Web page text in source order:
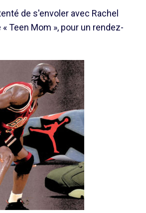
de s'envoler avec Rachel
« Teen Mom », pour un rendez-